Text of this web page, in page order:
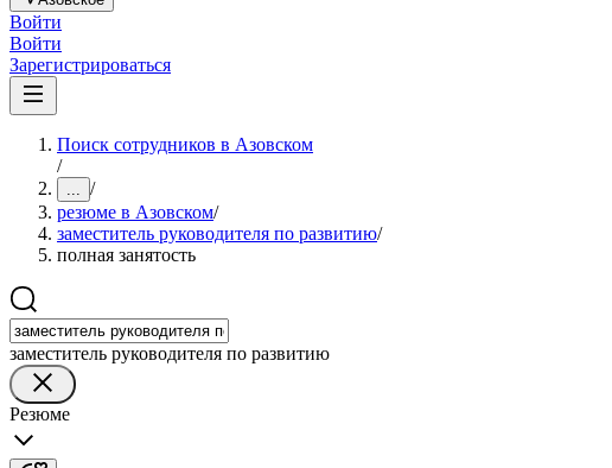
Войти
Войти
Зарегистрироваться
Поиск сотрудников в Азовском
/
... /
резюме в Азовском/
заместитель руководителя по развитию/
полная занятость
заместитель руководителя по развитию
Резюме